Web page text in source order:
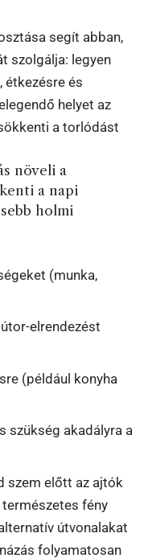
segít abban,
szolgálja: legyen
étkezésre és
helyet az
a torlódást
növeli a
a napi
holmi
(munka,
elrendezést
(például konyha
szükség akadályra a
szem előtt az ajtók
fény
útvonalakat
folyamatosan